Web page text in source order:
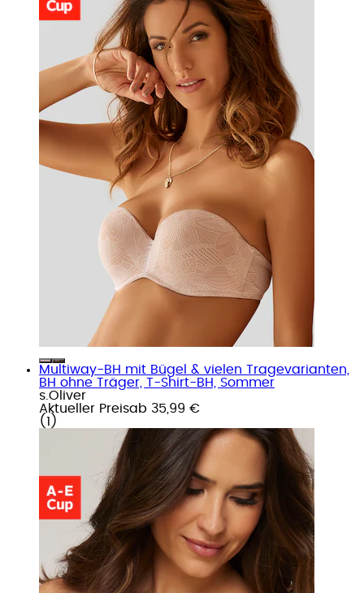
Multiway-BH mit Bügel & vielen Tragevarianten,
BH ohne Träger, T-Shirt-BH, Sommer
s.Oliver
Aktueller Preisab 35,99 €
( 1 )